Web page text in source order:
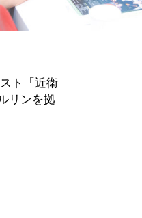
ト「近衛
リンを拠